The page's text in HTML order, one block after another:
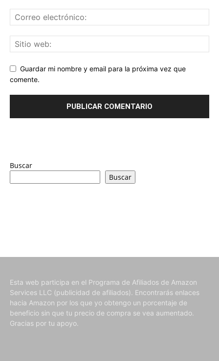
Guardar mi nombre y email para la próxima vez que
comente.
Buscar
Buscar
Esta web participa en el Programa de Afiliados de Amazon
Services LLC (publicidad de afiliados). Encontrarás enlaces
hacia Amazon por los que yo obtengo un porcentaje de
beneficio sin que tu precio de compra se vea aumentado.
Gracias por tu apoyo.